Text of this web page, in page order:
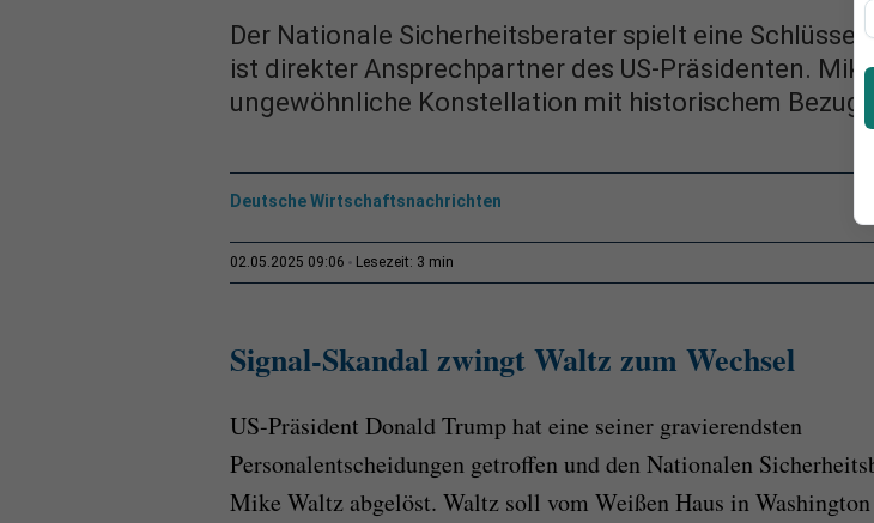
Der Nationale Sicherheitsberater spielt eine
ist direkter Ansprechpartner des US-Präsidenten.
ungewöhnliche Konstellation mit historischem Bezug.
Deutsche Wirtschaftsnachrichten
02.05.2025 09:06 Lesezeit: 3 min
Signal-Skandal zwingt Waltz zum Wechsel
US-Präsident Donald Trump hat eine seiner gravierendsten
Personalentscheidungen getroffen und den Nationalen
Mike Waltz abgelöst. Waltz soll vom Weißen Haus in